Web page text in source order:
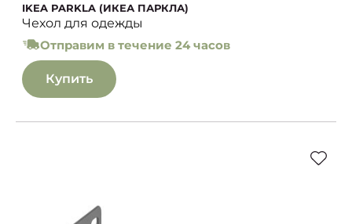
IKEA PARKLA (ИКЕА ПАРКЛА)
Чехол для одежды
Отправим в течение 24 часов
Купить